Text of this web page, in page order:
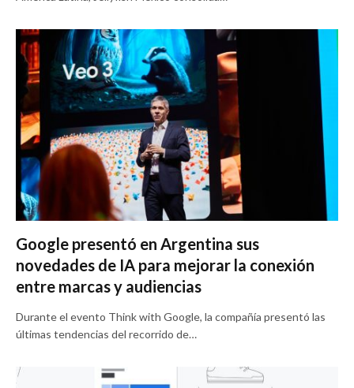
Google presentó en Argentina sus
novedades de IA para mejorar la conexión
entre marcas y audiencias
Durante el evento Think with Google, la compañía presentó las
últimas tendencias del recorrido de…